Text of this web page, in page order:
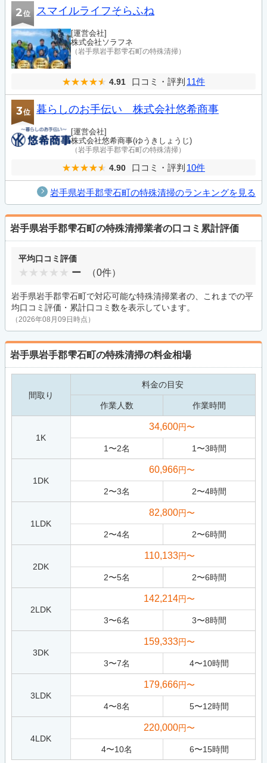
2位 スマイルライフそらふね
[運営会社]
株式会社ソラフネ
（岩手県岩手郡雫石町の特殊清掃）
4.91 口コミ・評判 11件
3位 暮らしのお手伝い 株式会社悠希商事
[運営会社]
株式会社悠希商事(ゆうきしょうじ)
（岩手県岩手郡雫石町の特殊清掃）
4.90 口コミ・評判 10件
岩手県岩手郡雫石町の特殊清掃のランキングを見る
岩手県岩手郡雫石町の特殊清掃業者の口コミ累計評価
平均口コミ評価
ー （0件）
岩手県岩手郡雫石町で対応可能な特殊清掃業者の、これまでの平
均口コミ評価・累計口コミ数を表示しています。
（2026年08月09日時点）
岩手県岩手郡雫石町の特殊清掃の料金相場
間取り
料金の目安
作業人数 作業時間
1K
34,600円〜
1〜2名 1〜3時間
1DK
60,966円〜
2〜3名 2〜4時間
1LDK
82,800円〜
2〜4名 2〜6時間
2DK
110,133円〜
2〜5名 2〜6時間
2LDK
142,214円〜
3〜6名 3〜8時間
3DK
159,333円〜
3〜7名 4〜10時間
3LDK
179,666円〜
4〜8名 5〜12時間
4LDK
220,000円〜
4〜10名 6〜15時間